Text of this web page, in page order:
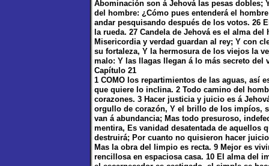
Abominación son á Jehová las pesas dobles;
del hombre: ¿Cómo pues entenderá el
andar pesquisando después de los votos. 26
la rueda. 27 Candela de Jehová es el alma
Misericordia y verdad guardan al rey; Y con
su fortaleza, Y la hermosura de los viejos la
malo: Y las llagas llegan á lo más secreto del
Capítulo 21
1 COMO los repartimientos de las aguas, así
que quiere lo inclina. 2 Todo camino del
corazones. 3 Hacer justicia y juicio es á
orgullo de corazón, Y el brillo de los impíos,
van á abundancia; Mas todo presuroso,
mentira, Es vanidad desatentada de aquellos
destruirá; Por cuanto no quisieron hacer
Mas la obra del limpio es recta. 9 Mejor es
rencillosa en espaciosa casa. 10 El alma del